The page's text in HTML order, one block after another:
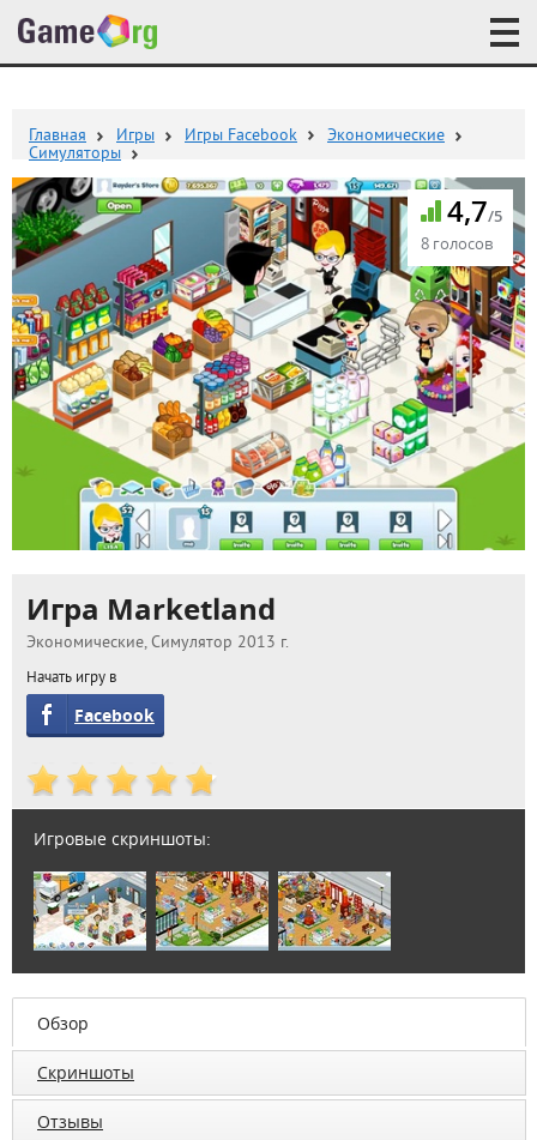
Главная Игры Игры Facebook
Экономические
Симуляторы
4,7/5
8 голосов
Игра Marketland
Экономические, Симулятор 2013 г.
Начать игру в
Facebook
Игровые скриншоты:
Обзор
Скриншоты
Отзывы